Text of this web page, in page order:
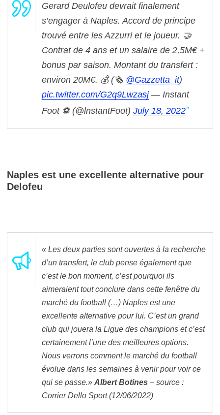
Gerard Deulofeu devrait finalement
s’engager à Naples. Accord de principe
trouvé entre les Azzurri et le joueur. 🤝
Contrat de 4 ans et un salaire de 2,5M€ +
bonus par saison. Montant du transfert :
environ 20M€. 💰 (🗞 @Gazzetta_it)
pic.twitter.com/G2q9Lwzasj — Instant
Foot ⚽️ (@lnstantFoot) July 18, 2022
Naples est une excellente alternative pour
Delofeu
« Les deux parties sont ouvertes à la recherche
d’un transfert, le club pense également que
c’est le bon moment, c’est pourquoi ils
aimeraient tout conclure dans cette fenêtre du
marché du football (…) Naples est une
excellente alternative pour lui. C’est un grand
club qui jouera la Ligue des champions et c’est
certainement l’une des meilleures options.
Nous verrons comment le marché du football
évolue dans les semaines à venir pour voir ce
qui se passe.» Albert Botines – source :
Corrier Dello Sport (12/06/2022)